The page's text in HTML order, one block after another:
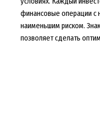
финансовые операции с
наименьшим риском.
позволяет сделать